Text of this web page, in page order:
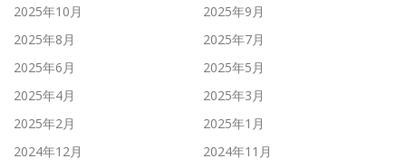
2025年10月
2025年9月
2025年8月
2025年7月
2025年6月
2025年5月
2025年4月
2025年3月
2025年2月
2025年1月
2024年12月
2024年11月